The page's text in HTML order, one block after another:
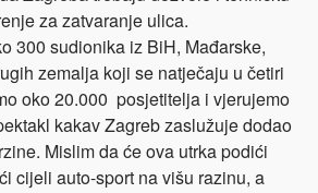
za zatvaranje ulica.
300 sudionika iz BiH, Mađarske,
zemalja koji se natječaju u četiri
oko 20.000 posjetitelja i vjerujemo
kakav Zagreb zaslužuje dodao
Mislim da će ova utrka podići
cijeli auto-sport na višu razinu, a